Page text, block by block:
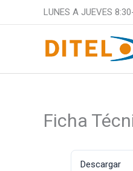
LUNES A JUEVES
Ficha
Descargar